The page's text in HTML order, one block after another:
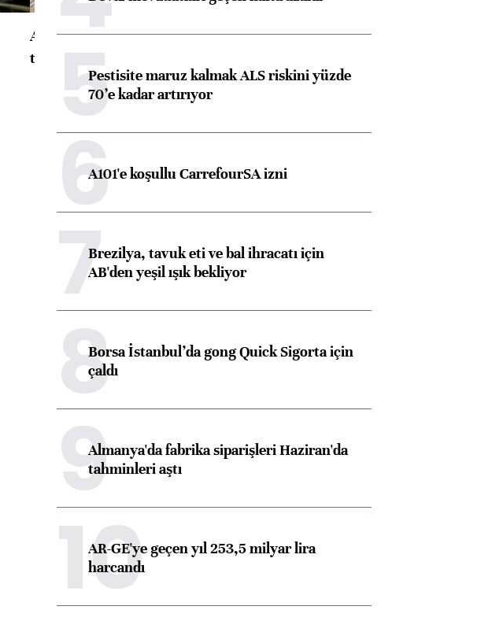
ABD'de konut başlangıçları
toparlandı
5Pestisite maruz kalmak ALS riskini yüzde
70’e kadar artırıyor
6A101'e koşullu CarrefourSA izni
7Brezilya, tavuk eti ve bal ihracatı için
AB'den yeşil ışık bekliyor
8Borsa İstanbul’da gong Quick Sigorta için
çaldı
9Almanya'da fabrika siparişleri Haziran'da
tahminleri aştı
10
AR-GE'ye geçen yıl 253,5 milyar lira
harcandı